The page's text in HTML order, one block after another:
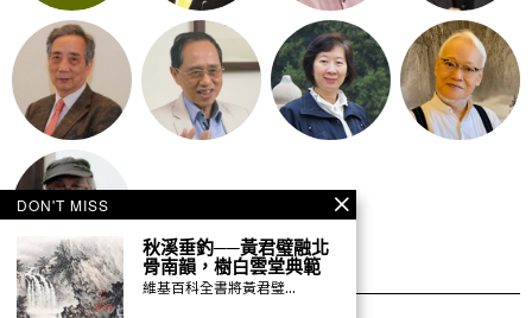
DON'T MISS
秋溪垂釣──黃君璧融北
骨南韻，樹白雲堂典範
維基百科全書將黃君璧…